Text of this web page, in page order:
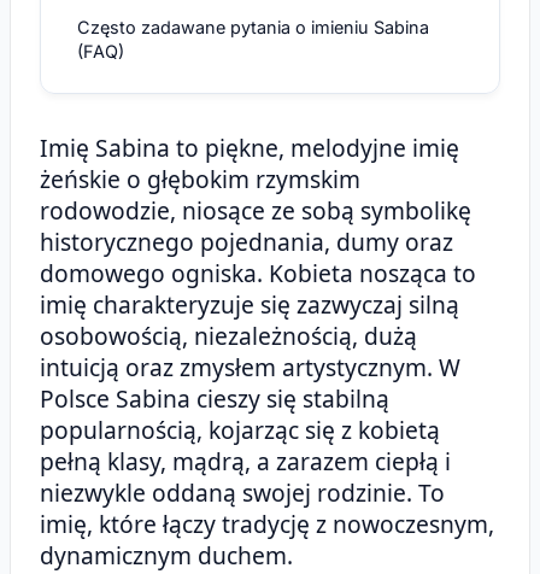
Często zadawane pytania o imieniu Sabina
(FAQ)
Imię Sabina to piękne, melodyjne imię
żeńskie o głębokim rzymskim
rodowodzie, niosące ze sobą symbolikę
historycznego pojednania, dumy oraz
domowego ogniska. Kobieta nosząca to
imię charakteryzuje się zazwyczaj silną
osobowością, niezależnością, dużą
intuicją oraz zmysłem artystycznym. W
Polsce Sabina cieszy się stabilną
popularnością, kojarząc się z kobietą
pełną klasy, mądrą, a zarazem ciepłą i
niezwykle oddaną swojej rodzinie. To
imię, które łączy tradycję z nowoczesnym,
dynamicznym duchem.